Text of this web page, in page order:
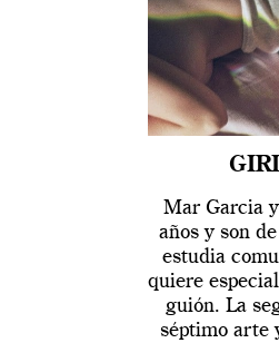
Mar Garcia
años y son
estudia
quiere
guión. La
séptimo arte